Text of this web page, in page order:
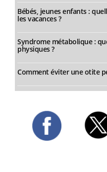
Bébés, jeunes enfants :
les vacances ?
Syndrome métabolique :
physiques ?
Comment éviter une otite